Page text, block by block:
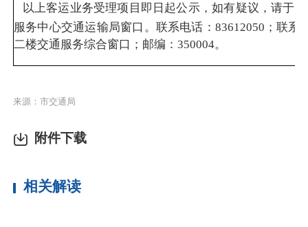
以上客运业务受理项目即日起公示，如有疑议，请于
服务中心交通运输局窗口。联系电话：83612050；联
二楼交通服务综合窗口；邮编：350004。
来源：市交通局
附件下载
相关解读